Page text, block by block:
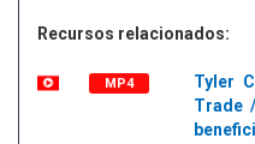
Recursos relacionados:
MP4
Tyler
Trade